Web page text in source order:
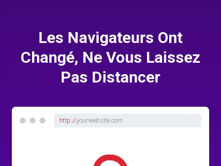
Les Navigateurs Ont
Changé, Ne Vous Laissez
Pas Distancer
http://yourwebsite.com